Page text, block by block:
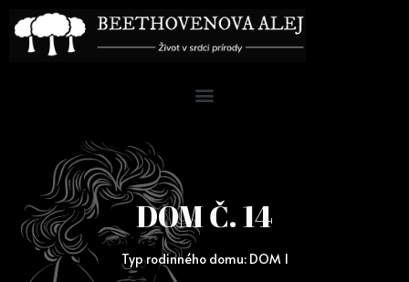
DOM Č. 14
Typ rodinného domu: DOM 1